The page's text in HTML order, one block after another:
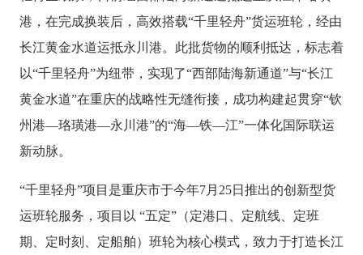
港，在完成换装后，高效搭载“千里轻舟”货运班轮，经由
长江黄金水道运抵永川港。此批货物的顺利抵达，标志着
以“千里轻舟”为纽带，实现了“西部陆海新通道”与“长江
黄金水道”在重庆的战略性无缝衔接，成功构建起贯穿“钦
州港—珞璜港—永川港”的“海—铁—江”一体化国际联运
新动脉。
“千里轻舟”项目是重庆市于今年7月25日推出的创新型货
运班轮服务，项目以 “五定”（定港口、定航线、定班
期、定时刻、定船舶）班轮为核心模式，致力于打造长江